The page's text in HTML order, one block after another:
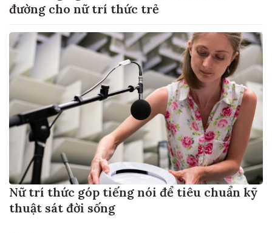
đường cho nữ trí thức trẻ
Nữ trí thức góp tiếng nói để tiêu chuẩn kỹ
thuật sát đời sống